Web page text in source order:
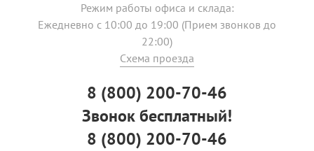
Режим работы офиса и склада:
Ежедневно с 10:00 до 19:00 (Прием звонков до
22:00)
Схема проезда
8 (800) 200-70-46
Звонок бесплатный!
8 (800) 200-70-46